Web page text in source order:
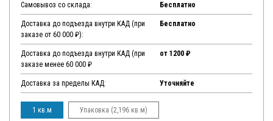
Самовывоз со склада: Бесплатно
Доставка до подъезда внутри КАД (при
заказе от 60 000 ₽):
Бесплатно
Доставка до подъезда внутри КАД (при
заказе менее 60 000 ₽
от 1200 ₽
Доставка за пределы КАД: Уточняйте
1 кв.м Упаковка (2,196 кв.м)